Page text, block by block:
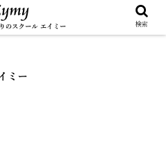
検索